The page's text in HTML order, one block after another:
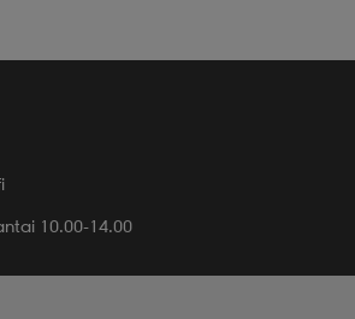
10.00-14.00